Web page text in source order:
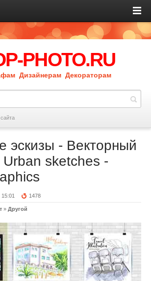
PHOTO.RU
Дизайнерам Декораторам
эскизы - Векторный
Urban sketches -
1478
» Другой